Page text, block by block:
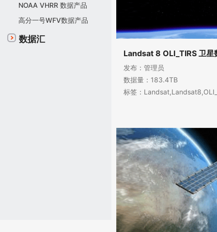
NOAA VHRR 数据产品
高分一号WFV数据产品
数据汇
Landsat 8 OLI_TIRS 卫星
发布：管理员
数据量：183.4TB
标签：